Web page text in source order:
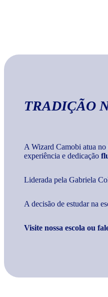
TRADIÇÃO
A Wizard Camobi atua no
experiência e dedicação
Liderada pela Gabriela
A decisão de estudar na
Visite nossa escola ou